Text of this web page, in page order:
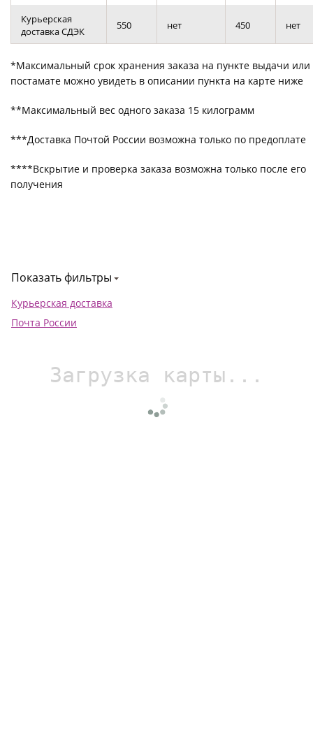
Курьерская
доставка СДЭК
550 нет 450 нет
*Максимальный срок хранения заказа на пункте выдачи или
постамате можно увидеть в описании пункта на карте ниже
**Максимальный вес одного заказа 15 килограмм
***Доставка Почтой России возможна только по предоплате
****Вскрытие и проверка заказа возможна только после его
получения
Показать фильтры
Курьерская доставка
Почта России
Загрузка карты...